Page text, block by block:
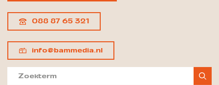
088 87 65 321
info@bammedia.nl